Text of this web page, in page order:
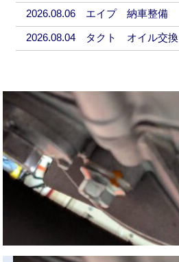
2026.08.06 エイプ 納車整備
2026.08.04 タクト オイル交換